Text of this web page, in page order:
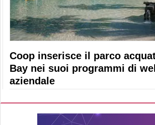
Coop inserisce il parco
Bay nei suoi programmi di
aziendale